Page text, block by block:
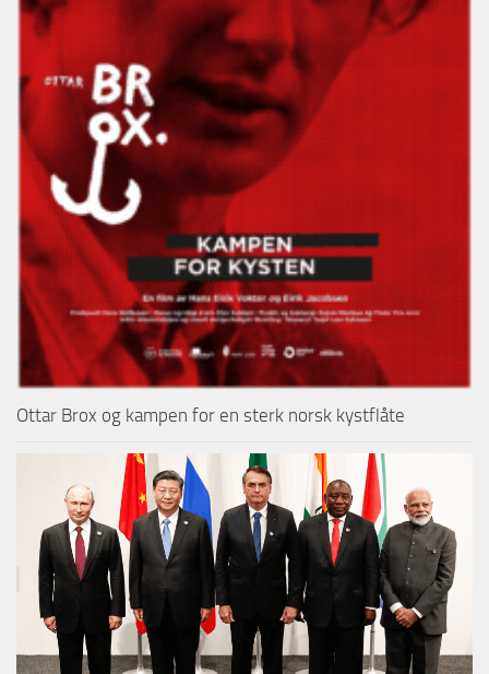
Ottar Brox og kampen for en sterk norsk kystflåte